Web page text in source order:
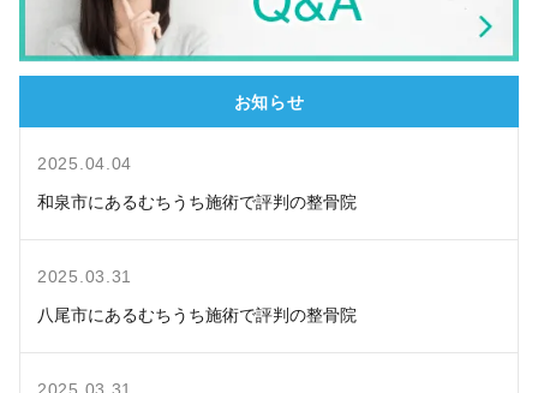
お知らせ
2025.04.04
和泉市にあるむちうち施術で評判の整骨院
2025.03.31
八尾市にあるむちうち施術で評判の整骨院
2025.03.31